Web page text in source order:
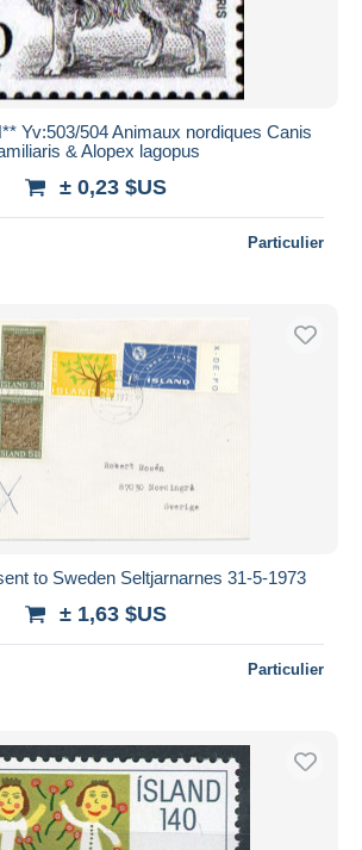
Yv:503/504 Animaux nordiques Canis
& Alopex lagopus
± 0,23 $US
Particulier
to Sweden Seltjarnarnes 31-5-1973
± 1,63 $US
Particulier